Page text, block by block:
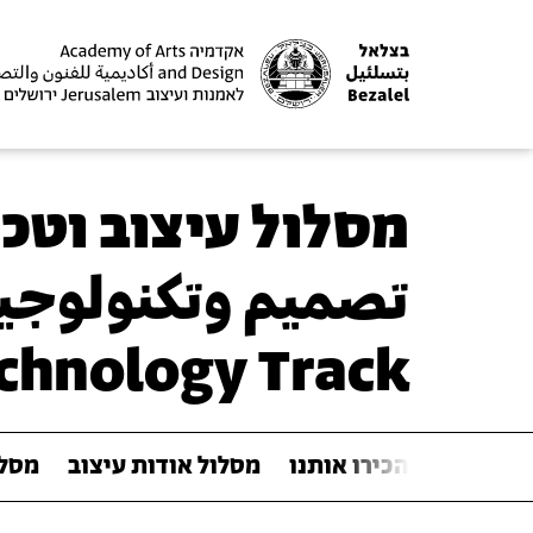
מסלול עיצוב
تصميم
Track
הכירו אותנו מסלול אודות עיצוב